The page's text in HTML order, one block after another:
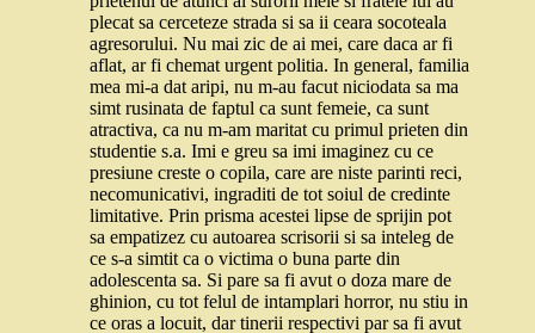
plecat sa cerceteze strada si sa ii ceara socoteala
agresorului. Nu mai zic de ai mei, care daca ar fi
aflat, ar fi chemat urgent politia. In general, familia
mea mi-a dat aripi, nu m-au facut niciodata sa ma
simt rusinata de faptul ca sunt femeie, ca sunt
atractiva, ca nu m-am maritat cu primul prieten din
studentie s.a. Imi e greu sa imi imaginez cu ce
presiune creste o copila, care are niste parinti reci,
necomunicativi, ingraditi de tot soiul de credinte
limitative. Prin prisma acestei lipse de sprijin pot
sa empatizez cu autoarea scrisorii si sa inteleg de
ce s-a simtit ca o victima o buna parte din
adolescenta sa. Si pare sa fi avut o doza mare de
ghinion, cu tot felul de intamplari horror, nu stiu in
ce oras a locuit, dar tinerii respectivi par sa fi avut